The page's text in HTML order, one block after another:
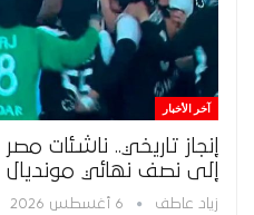
آخر الأخبار
إنجاز تاريخي.. ناشئات
إلى نصف نهائي مونديال
زياد عاطف 6 أغسطس 2026